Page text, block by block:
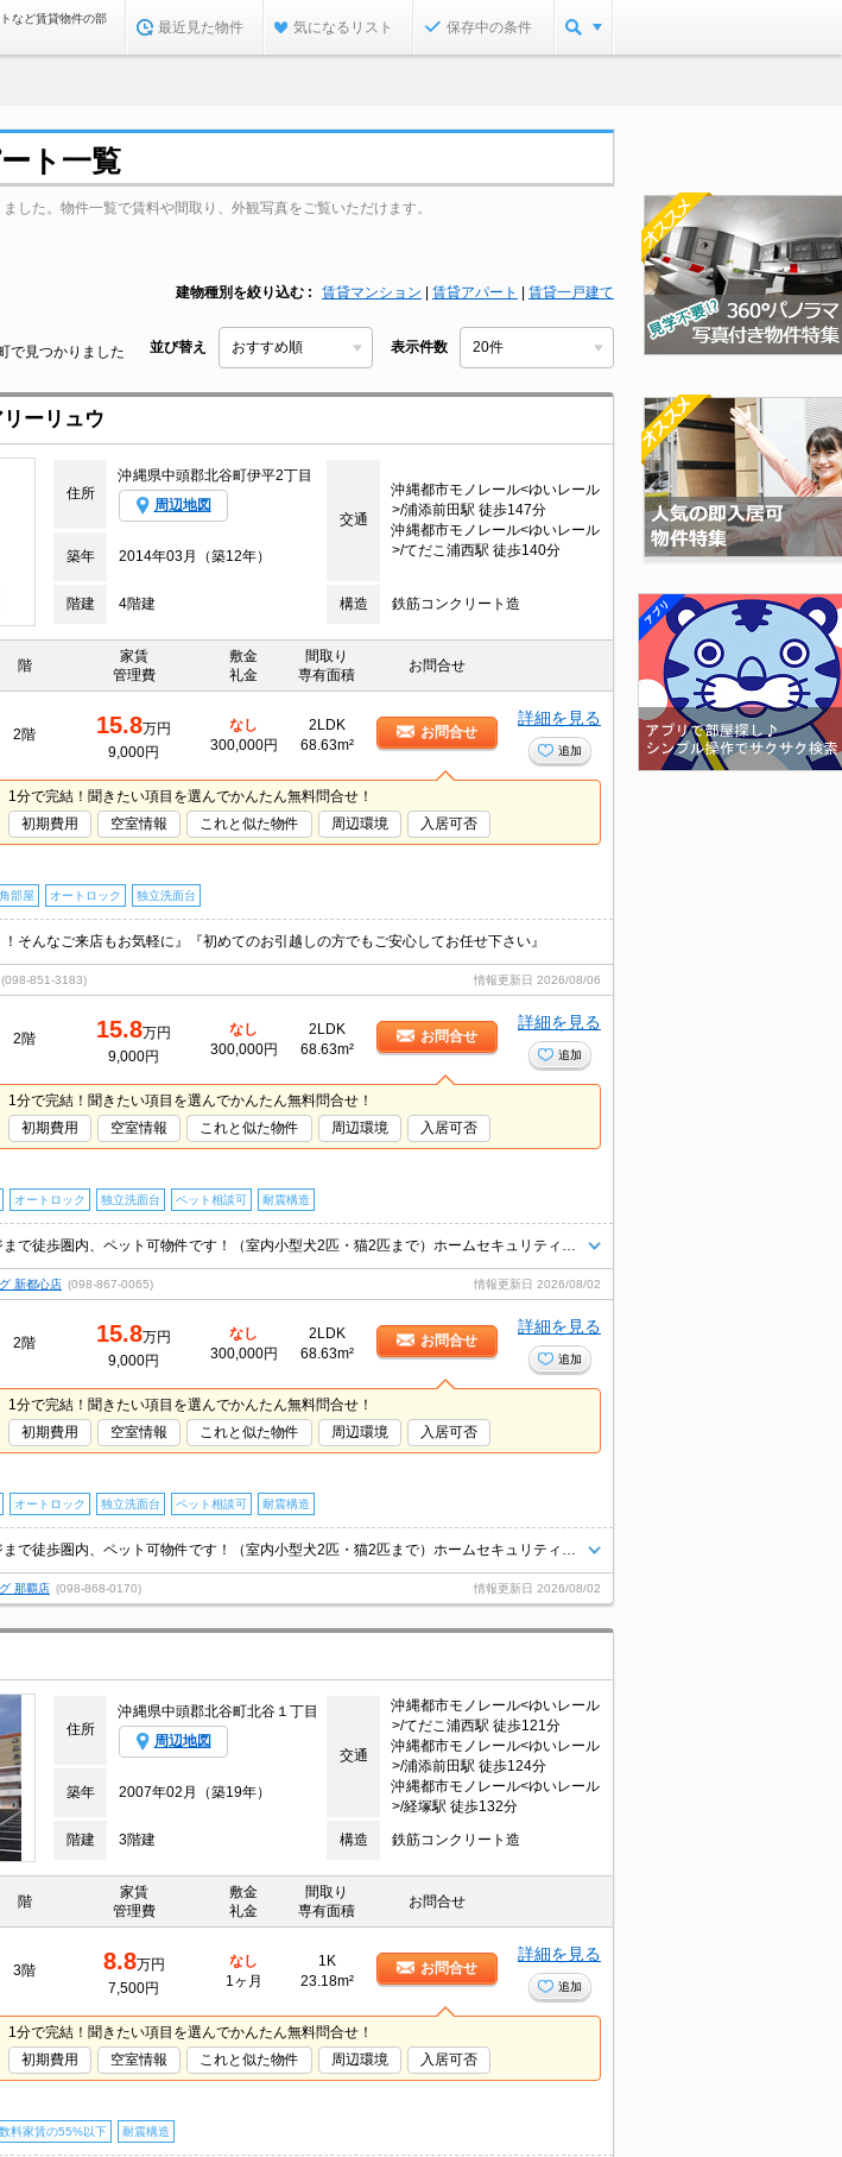
など賃貸物件の部
最近見た物件 気になるリスト 保存中の条件
ト一覧
した。物件一覧で賃料や間取り、外観写真をご覧いただけます。
建物種別を絞り込む 賃貸マンション 賃貸アパート 賃貸一戸建て
で見つかりました 並び替え 表示件数
ーリュウ
住所
沖縄県中頭郡北谷町伊平2丁目
周辺地図
交通
沖縄都市モノレール<ゆいレール
>/浦添前田駅 徒歩147分
沖縄都市モノレール<ゆいレール
>/てだこ浦西駅 徒歩140分
築年 2014年03月（築12年）
階建 4階建 構造 鉄筋コンクリート造
階
家賃
管理費
敷金
礼金
間取り
専有面積
お問合せ
2階 15.8万円
9,000円
なし
300,000円
2LDK
68.63m²
お問合せ
詳細を見る
追加
1分で完結！聞きたい項目を選んでかんたん無料問合せ！
初期費用
空室情報 これと似た物件 周辺環境 入居可否
角部屋 オートロック 独立洗面台
！そんなご来店もお気軽に』『初めてのお引越しの方でもご安心してお任せ下さい』
(098-851-3183) 情報更新日 2026/08/06
2階 15.8万円
9,000円
なし
300,000円
2LDK
68.63m²
お問合せ
詳細を見る
追加
1分で完結！聞きたい項目を選んでかんたん無料問合せ！
初期費用
空室情報 これと似た物件 周辺環境 入居可否
オートロック 独立洗面台 ペット相談可 耐震構造
新都心店 (098-867-0065) 情報更新日 2026/08/02
2階 15.8万円
9,000円
なし
300,000円
2LDK
68.63m²
お問合せ
詳細を見る
追加
1分で完結！聞きたい項目を選んでかんたん無料問合せ！
初期費用
空室情報 これと似た物件 周辺環境 入居可否
オートロック 独立洗面台 ペット相談可 耐震構造
那覇店 (098-868-0170) 情報更新日 2026/08/02
住所
沖縄県中頭郡北谷町北谷１丁目
周辺地図
交通
沖縄都市モノレール<ゆいレール
>/てだこ浦西駅 徒歩121分
沖縄都市モノレール<ゆいレール
>/浦添前田駅 徒歩124分
沖縄都市モノレール<ゆいレール
>/経塚駅 徒歩132分
築年 2007年02月（築19年）
階建 3階建 構造 鉄筋コンクリート造
階
家賃
管理費
敷金
礼金
間取り
専有面積
お問合せ
3階 8.8万円
7,500円
なし
1ヶ月
1K
23.18m²
お問合せ
詳細を見る
追加
1分で完結！聞きたい項目を選んでかんたん無料問合せ！
初期費用
空室情報 これと似た物件 周辺環境 入居可否
料家賃の55%以下 耐震構造